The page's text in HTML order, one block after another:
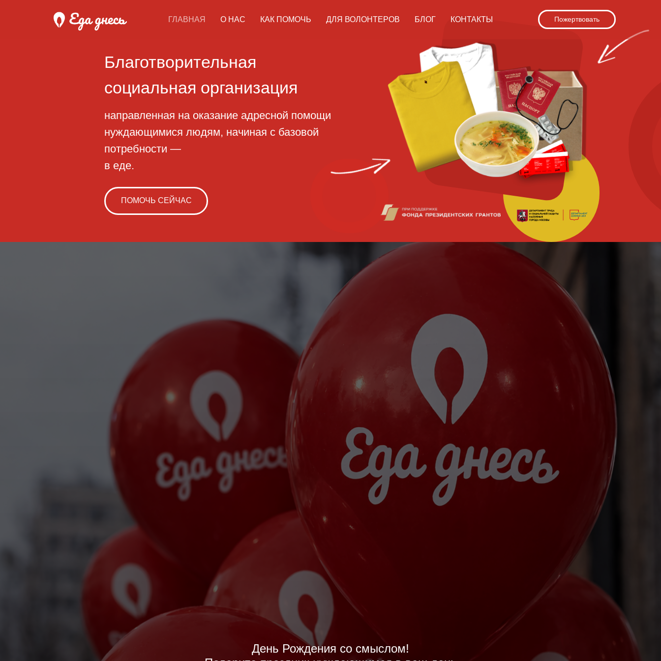
ГЛАВНАЯ О НАС КАК ПОМОЧЬ ДЛЯ ВОЛОНТЕРОВ БЛОГ КОНТАКТЫ Пожертвовать
нуждающимися людям, начиная с базовой
потребности —
в еде.
Благотворительная
День Рождения со смыслом!